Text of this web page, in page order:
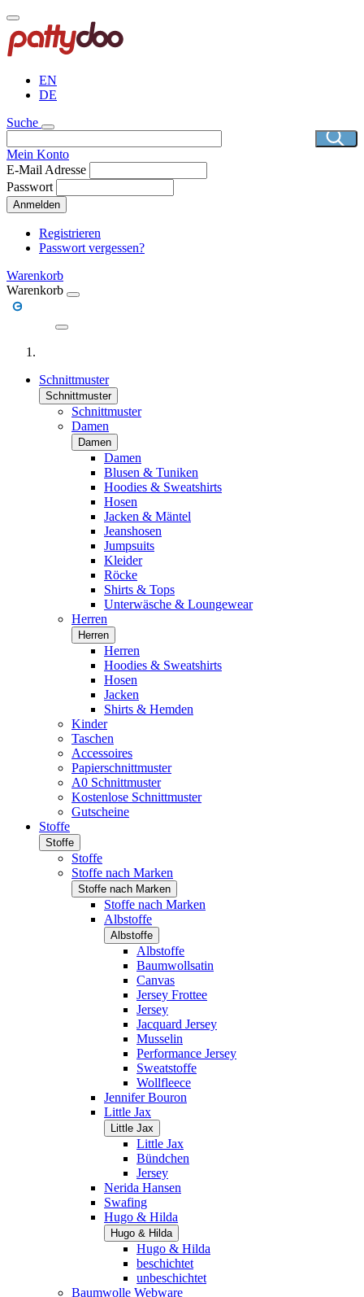
Direkt
zum
Inhalt
EN
DE
Suche
Mein Konto
E-Mail Adresse
Passwort
Anmelden
Registrieren
Passwort vergessen?
Warenkorb
Warenkorb
Schnittmuster
Schnittmuster
Schnittmuster
Damen
Damen
Damen
Blusen & Tuniken
Hoodies & Sweatshirts
Hosen
Jacken & Mäntel
Jeanshosen
Jumpsuits
Kleider
Röcke
Shirts & Tops
Unterwäsche & Loungewear
Herren
Herren
Herren
Hoodies & Sweatshirts
Hosen
Jacken
Shirts & Hemden
Kinder
Taschen
Accessoires
Papierschnittmuster
A0 Schnittmuster
Kostenlose Schnittmuster
Gutscheine
Stoffe
Stoffe
Stoffe
Stoffe nach Marken
Stoffe nach Marken
Stoffe nach Marken
Albstoffe
Albstoffe
Albstoffe
Baumwollsatin
Canvas
Jersey Frottee
Jersey
Jacquard Jersey
Musselin
Performance Jersey
Sweatstoffe
Wollfleece
Jennifer Bouron
Little Jax
Little Jax
Little Jax
Bündchen
Jersey
Nerida Hansen
Swafing
Hugo & Hilda
Hugo & Hilda
Hugo & Hilda
beschichtet
unbeschichtet
Baumwolle Webware